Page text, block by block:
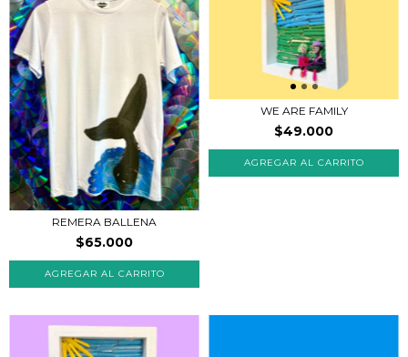
REMERA BALLENA
$65.000
WE ARE FAMILY
$49.000